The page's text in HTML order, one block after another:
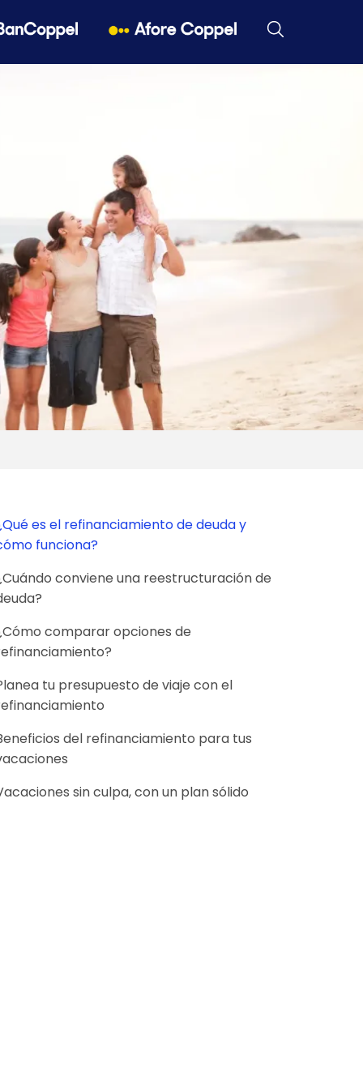
es el refinanciamiento de deuda y
funciona?
conviene una reestructuración de
comparar opciones de
tu presupuesto de viaje con el
del refinanciamiento para tus
sin culpa, con un plan sólido